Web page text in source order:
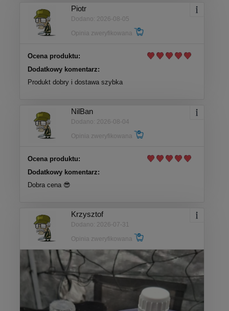
Piotr
Dodano: 2026-08-05
Opinia zweryfikowana
Ocena produktu:
Dodatkowy komentarz:
Produkt dobry i dostawa szybka
NilBan
Dodano: 2026-08-04
Opinia zweryfikowana
Ocena produktu:
Dodatkowy komentarz:
Dobra cena 😎
Krzysztof
Dodano: 2026-07-31
Opinia zweryfikowana